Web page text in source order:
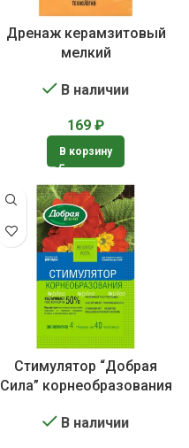
Дренаж керамзитовый
мелкий
В наличии
169 ₽
В корзину
Стимулятор “Добрая
Сила” корнеобразования
В наличии